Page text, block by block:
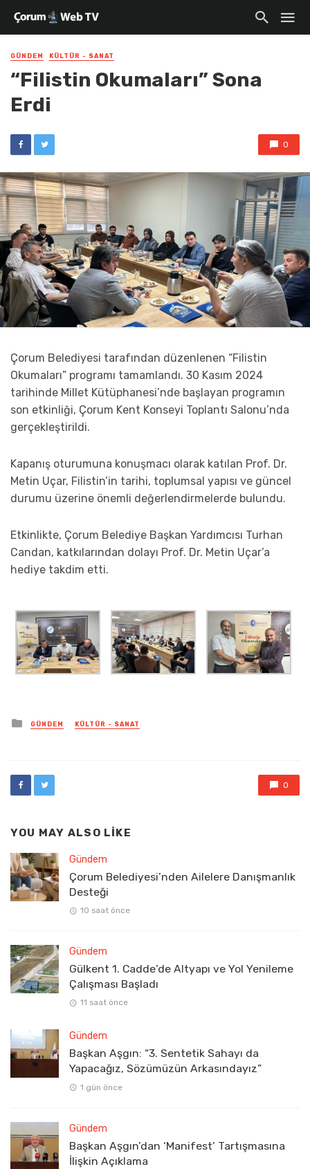
GÜNDEM KÜLTÜR - SANAT
“Filistin Okumaları” Sona
Erdi
0
Çorum Belediyesi tarafından düzenlenen “Filistin
Okumaları” programı tamamlandı. 30 Kasım 2024
tarihinde Millet Kütüphanesi’nde başlayan programın
son etkinliği, Çorum Kent Konseyi Toplantı Salonu’nda
gerçekleştirildi.
Kapanış oturumuna konuşmacı olarak katılan Prof. Dr.
Metin Uçar, Filistin’in tarihi, toplumsal yapısı ve güncel
durumu üzerine önemli değerlendirmelerde bulundu.
Etkinlikte, Çorum Belediye Başkan Yardımcısı Turhan
Candan, katkılarından dolayı Prof. Dr. Metin Uçar’a
hediye takdim etti.
Posted
in
GÜNDEM KÜLTÜR - SANAT
0
YOU MAY ALSO LIKE
Gündem
Çorum Belediyesi’nden Ailelere Danışmanlık
Desteği
10 saat önce
Gündem
Gülkent 1. Cadde’de Altyapı ve Yol Yenileme
Çalışması Başladı
11 saat önce
Gündem
Başkan Aşgın: “3. Sentetik Sahayı da
Yapacağız, Sözümüzün Arkasındayız”
1 gün önce
Gündem
Başkan Aşgın’dan ‘Manifest’ Tartışmasına
İlişkin Açıklama